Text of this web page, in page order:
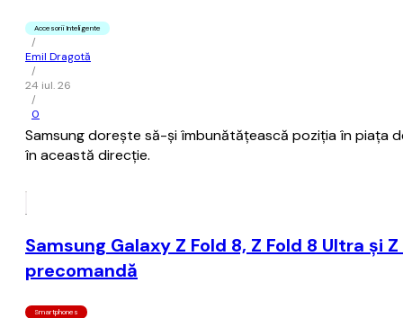
Accesorii Inteligente
/
Emil Dragotă
/
24 iul. 26
/
0
Samsung dorește să-și îmbunătățească poziția în piața
în această direcție.
Samsung Galaxy Z Fold 8, Z Fold 8 Ultra
precomandă
Smartphones